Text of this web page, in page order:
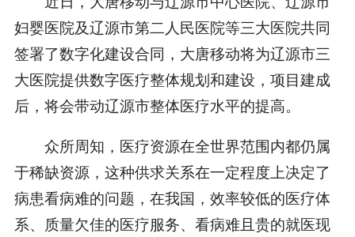
妇婴医院及辽源市第二人民医院等三大医院共同
签署了数字化建设合同，大唐移动将为辽源市三
大医院提供数字医疗整体规划和建设，项目建成
后，将会带动辽源市整体医疗水平的提高。
众所周知，医疗资源在全世界范围内都仍属
于稀缺资源，这种供求关系在一定程度上决定了
病患看病难的问题，在我国，效率较低的医疗体
系、质量欠佳的医疗服务、看病难且贵的就医现